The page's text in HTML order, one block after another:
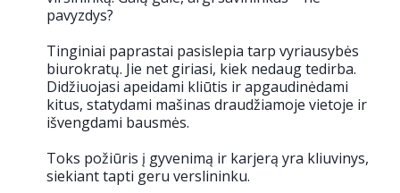
pavyzdys?
Tinginiai paprastai pasislepia tarp vyriausybės
biurokratų. Jie net giriasi, kiek nedaug tedirba.
Didžiuojasi apeidami kliūtis ir apgaudinėdami
kitus, statydami mašinas draudžiamoje vietoje ir
išvengdami bausmės.
Toks požiūris į gyvenimą ir karjerą yra kliuvinys,
siekiant tapti geru verslininku.